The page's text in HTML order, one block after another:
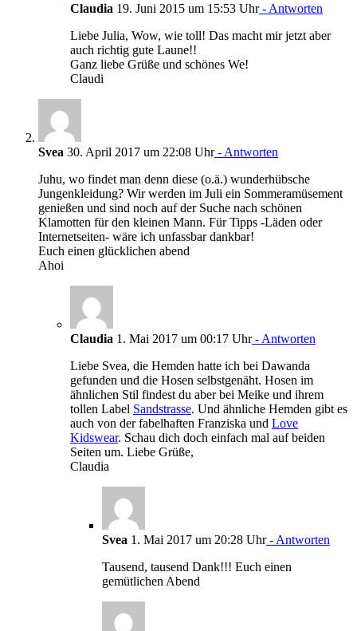
Claudia 19. Juni 2015 um 15:53 Uhr- Antworten
Liebe Julia, Wow, wie toll! Das macht mir jetzt aber
auch richtig gute Laune!!
Ganz liebe Grüße und schönes We!
Claudi
Svea 30. April 2017 um 22:08 Uhr- Antworten
Juhu, wo findet man denn diese (o.ä.) wunderhübsche
Jungenkleidung? Wir werden im Juli ein Sommeramüsement
genießen und sind noch auf der Suche nach schönen
Klamotten für den kleinen Mann. Für Tipps -Läden oder
Internetseiten- wäre ich unfassbar dankbar!
Euch einen glücklichen abend
Ahoi
Claudia 1. Mai 2017 um 00:17 Uhr- Antworten
Liebe Svea, die Hemden hatte ich bei Dawanda
gefunden und die Hosen selbstgenäht. Hosen im
ähnlichen Stil findest du aber bei Meike und ihrem
tollen Label Sandstrasse. Und ähnliche Hemden gibt es
auch von der fabelhaften Franziska und Love
Kidswear. Schau dich doch einfach mal auf beiden
Seiten um. Liebe Grüße,
Claudia
Svea 1. Mai 2017 um 20:28 Uhr- Antworten
Tausend, tausend Dank!!! Euch einen
gemütlichen Abend